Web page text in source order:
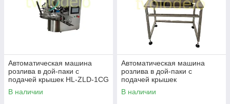
Автоматическая машина
розлива в дой-паки с
подачей крышек HL-ZLD-1CG
В наличии
Автоматическая машина
розлива в дой-паки с
подачей крышек
В наличии